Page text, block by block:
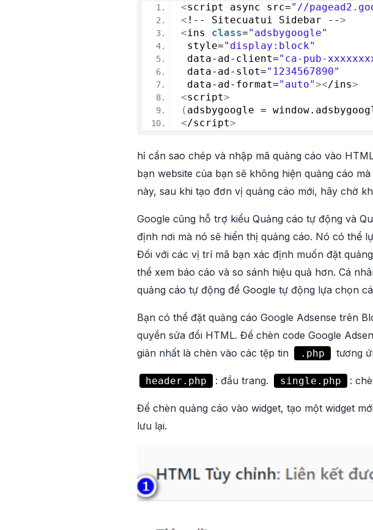
<script async src="//
< !-- Sitecuatui Sidebar -->
<ins class="adsbygoogle"
style="display:block"
data-ad-client="ca-pub-
data-ad-slot="1234567890"
data-ad-format="auto"></ins>
<script>
( adsbygoogle = window.
</script>
hỉ cần sao chép và nhập mã quảng cáo vào
bạn website của bạn sẽ không hiện quảng cáo
này, sau khi tạo đơn vị quảng cáo mới, hãy chờ
Google cũng hỗ trợ kiểu Quảng cáo tự động và
định nơi mà nó sẽ hiển thị quảng cáo. Nó có thể
Đối với các vị trí mã bạn xác định muốn đặt
thể xem báo cáo và so sánh hiệu quả hơn. Cá
quảng cáo tự động để Google tự động lựa chọn
Bạn có thể đặt quảng cáo Google Adsense trên
quyền sửa đổi HTML. Để chèn code Google
giản nhất là chèn vào các tệp tin
.php tương
header.php : đầu trang. single.php :
Để chèn quảng cáo vào widget, tạo một widget
lưu lại.